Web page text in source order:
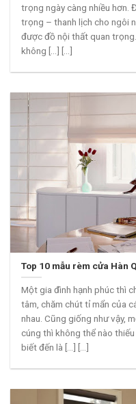
trọng ngày càng nhiều hơn.
trọng – thanh lịch cho ngôi
được đồ nội thất quan
không [...] [...]
Top 10 mẫu rèm cửa Hàn
Một gia đình hạnh phúc thì
tâm, chăm chút tỉ mẩn của
nhau. Cũng giống như vậy,
cúng thì không thể nào
biết đến là [...] [...]